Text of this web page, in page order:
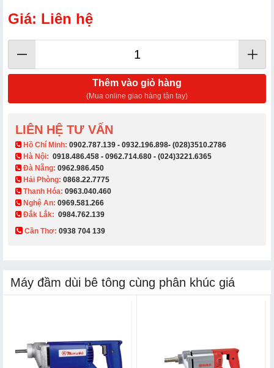
Giá: Liên hệ
Thêm vào giỏ hàng
(Mua online giao hàng tận tay)
LIÊN HỆ TƯ VẤN
​ Hồ Chí Minh: 0902.787.139 - 0932.196.898- (028)3510.2786
Hà Nội: 0918.486.458 - 0962.714.680 - (024)3221.6365
Đà Nẵng: 0962.986.450
Hải Phòng: 0868.22.7775
Thanh Hóa: 0963.040.460
Nghệ An: 0969.581.266
Đắk Lắk: 0984.762.139
Cần Thơ: 0938 704 139​
Máy đầm dùi bê tông cùng phân khúc giá